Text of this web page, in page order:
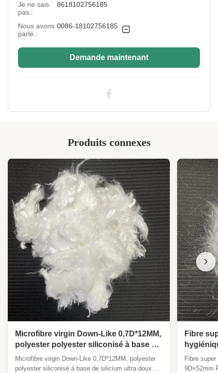
Color: Verte
Fiber Crimp: C' est excellent.
Style: Non siliconés
Application:
Certifié SGS&OEKO&ITS&GRS
Highlight:
Fibre de polyester recyclée sur mesure
Je ne sais
pas.:
8618102756185
Nous avons
parlé.:
0086-18102756185
Demande maintenant
Produits connexes
Microfibre virgin Down-Like 0,7D*12MM,
polyester polyester siliconisé à base de
silicium ultra doux et moelleux
Microfibre virgin Down-Like 0,7D*12MM, polyester
polyester siliconisé à base de silicium ultra doux et
Fibre
à
Fibre
9D×52mm